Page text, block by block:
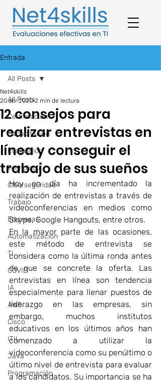
Entrada
All Posts
Certificación
Capacitación
Evaluación
Tecnología
Ciberseguridad
Trabajo
Empresas
Automatizacion
TI
COVID
IA
AWS
Cisco
ITIL
Java
Programación
All Posts
12 consejos para
realizar entrevistas en
línea y conseguir el
trabajo de sus sueños
Net4skills
20 abr 2020 2 min de lectura
Hoy en día ha incrementado la
realización de entrevistas a través de
videoconferencias en medios como
Skype, Google Hangouts, entre otros.
En la mayor parte de las ocasiones,
este método de entrevista se
considera como la última ronda antes
de que se concrete la oferta. Las
entrevistas en línea son tendencia
especialmente para llenar puestos de
liderazgo en las empresas, sin
embargo, muchos institutos
educativos en los últimos años han
comenzado a utilizar la
videoconferencia como su penúltimo o
último nivel de entrevista para evaluar
a los candidatos. Su importancia se ha